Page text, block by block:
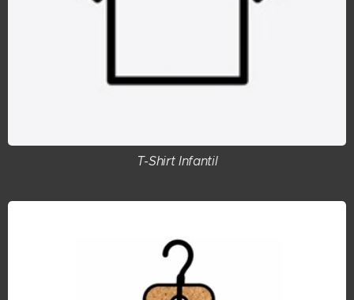
T-Shirt Infantil